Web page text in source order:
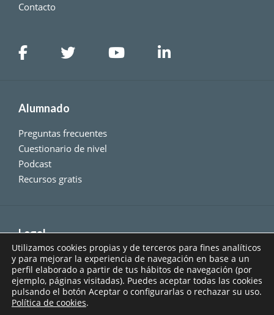
Contacto
Alumnado
Preguntas frecuentes
Cuestionario de nivel
Podcast
Recursos gratis
Legal
Condiciones generales de compra
Aviso legal
Política de Privacidad
Política de Cookies
Utilizamos cookies propias y de terceros para fines analíticos
y para mejorar la experiencia de navegación en base a un
perfil elaborado a partir de tus hábitos de navegación (por
ejemplo, páginas visitadas). Puedes aceptar todas las cookies
pulsando el botón Aceptar o configurarlas o rechazar su uso.
Política de cookies.